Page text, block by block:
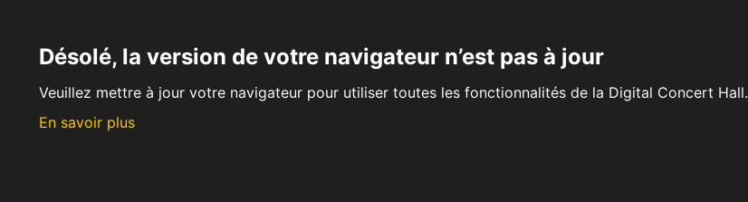
Désolé, la version de votre navigateur n’est pas à jour
Veuillez mettre à jour votre navigateur pour utiliser toutes les fonctionnalités de la Digital Concert Hall.
En savoir plus